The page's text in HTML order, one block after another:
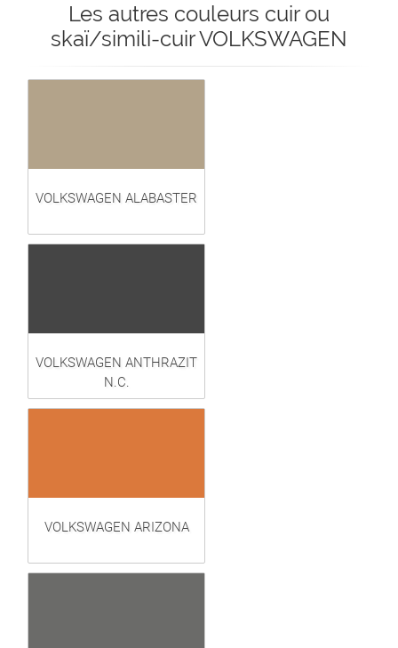
Les autres couleurs cuir ou
skaï/simili-cuir VOLKSWAGEN
VOLKSWAGEN ALABASTER
VOLKSWAGEN ANTHRAZIT
N.C.
VOLKSWAGEN ARIZONA